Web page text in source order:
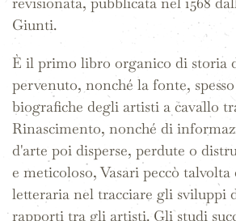
Giunti.
È il primo libro organico di storia
pervenuto, nonché la fonte,
biografiche degli artisti a cavallo
Rinascimento, nonché di
d'arte poi disperse, perdute o
e meticoloso, Vasari peccò talvolta
letteraria nel tracciare gli sviluppi
rapporti tra gli artisti. Gli studi